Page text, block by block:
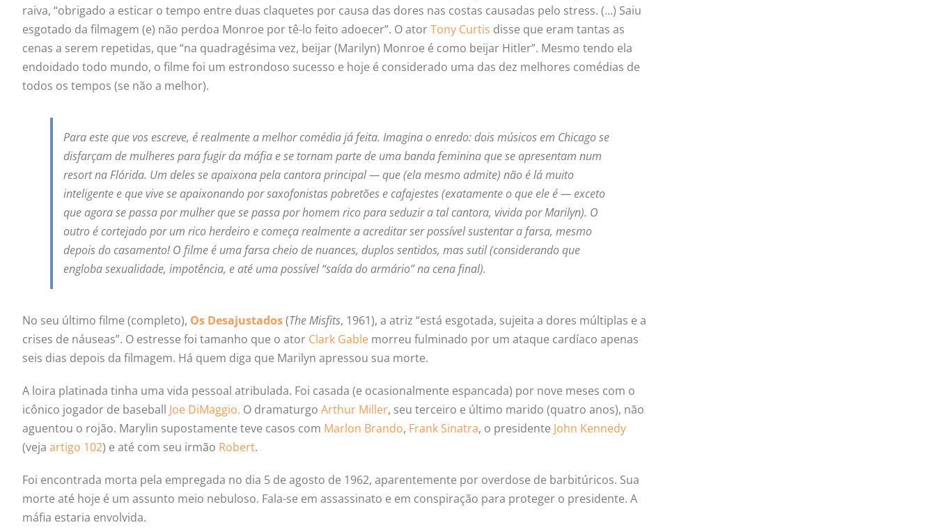
raiva, “obrigado a esticar o tempo entre duas claquetes por causa das dores nas costas causadas pelo stress. (…) Saiu
esgotado da filmagem (e) não perdoa Monroe por tê-lo feito adoecer”. O atorTony Curtis disse que eram tantas as
cenas a serem repetidas, que “na quadragésima vez, beijar (Marilyn) Monroe é como beijar Hitler”. Mesmo tendo ela
endoidado todo mundo, o filme foi um estrondoso sucesso e hoje é considerado uma das dez melhores comédias de
todos os tempos (se não a melhor).
Para este que vos escreve, é realmente a melhor comédia já feita. Imagina o enredo: dois músicos em Chicago se
disfarçam de mulheres para fugir da máfia e se tornam parte de uma banda feminina que se apresentam num
resort na Flórida. Um deles se apaixona pela cantora principal — que (ela mesmo admite) não é lá muito
inteligente e que vive se apaixonando por saxofonistas pobretões e cafajestes (exatamente o que ele é — exceto
que agora se passa por mulher que se passa por homem rico para seduzir a tal cantora, vivida por Marilyn). O
outro é cortejado por um rico herdeiro e começa realmente a acreditar ser possível sustentar a farsa, mesmo
depois do casamento! O filme é uma farsa cheio de nuances, duplos sentidos, mas sutil (considerando que
engloba sexualidade, impotência, e até uma possível “saída do armário” na cena final).
No seu último filme (completo), Os Desajustados(The Misfits, 1961), a atriz “está esgotada, sujeita a dores múltiplas e a
crises de náuseas”. O estresse foi tamanho que o ator Clark Gable morreu fulminado por um ataque cardíaco apenas
seis dias depois da filmagem. Há quem diga que Marilyn apressou sua morte.
A loira platinada tinha uma vida pessoal atribulada. Foi casada (e ocasionalmente espancada) por nove meses com o
icônico jogador de baseball Joe DiMaggio. O dramaturgo Arthur Miller, seu terceiro e último marido (quatro anos), não
aguentou o rojão. Marylin supostamente teve casos com Marlon Brando, Frank Sinatra, o presidente John Kennedy
(veja artigo 102) e até com seu irmão Robert.
Foi encontrada morta pela empregada no dia 5 de agosto de 1962, aparentemente por overdose de barbitúricos. Sua
morte até hoje é um assunto meio nebuloso. Fala-se em assassinato e em conspiração para proteger o presidente. A
máfia estaria envolvida.